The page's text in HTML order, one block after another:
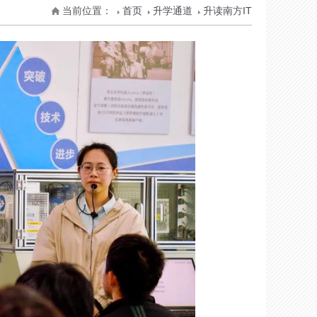
当前位置： 首页 升学通道 升读南方IT